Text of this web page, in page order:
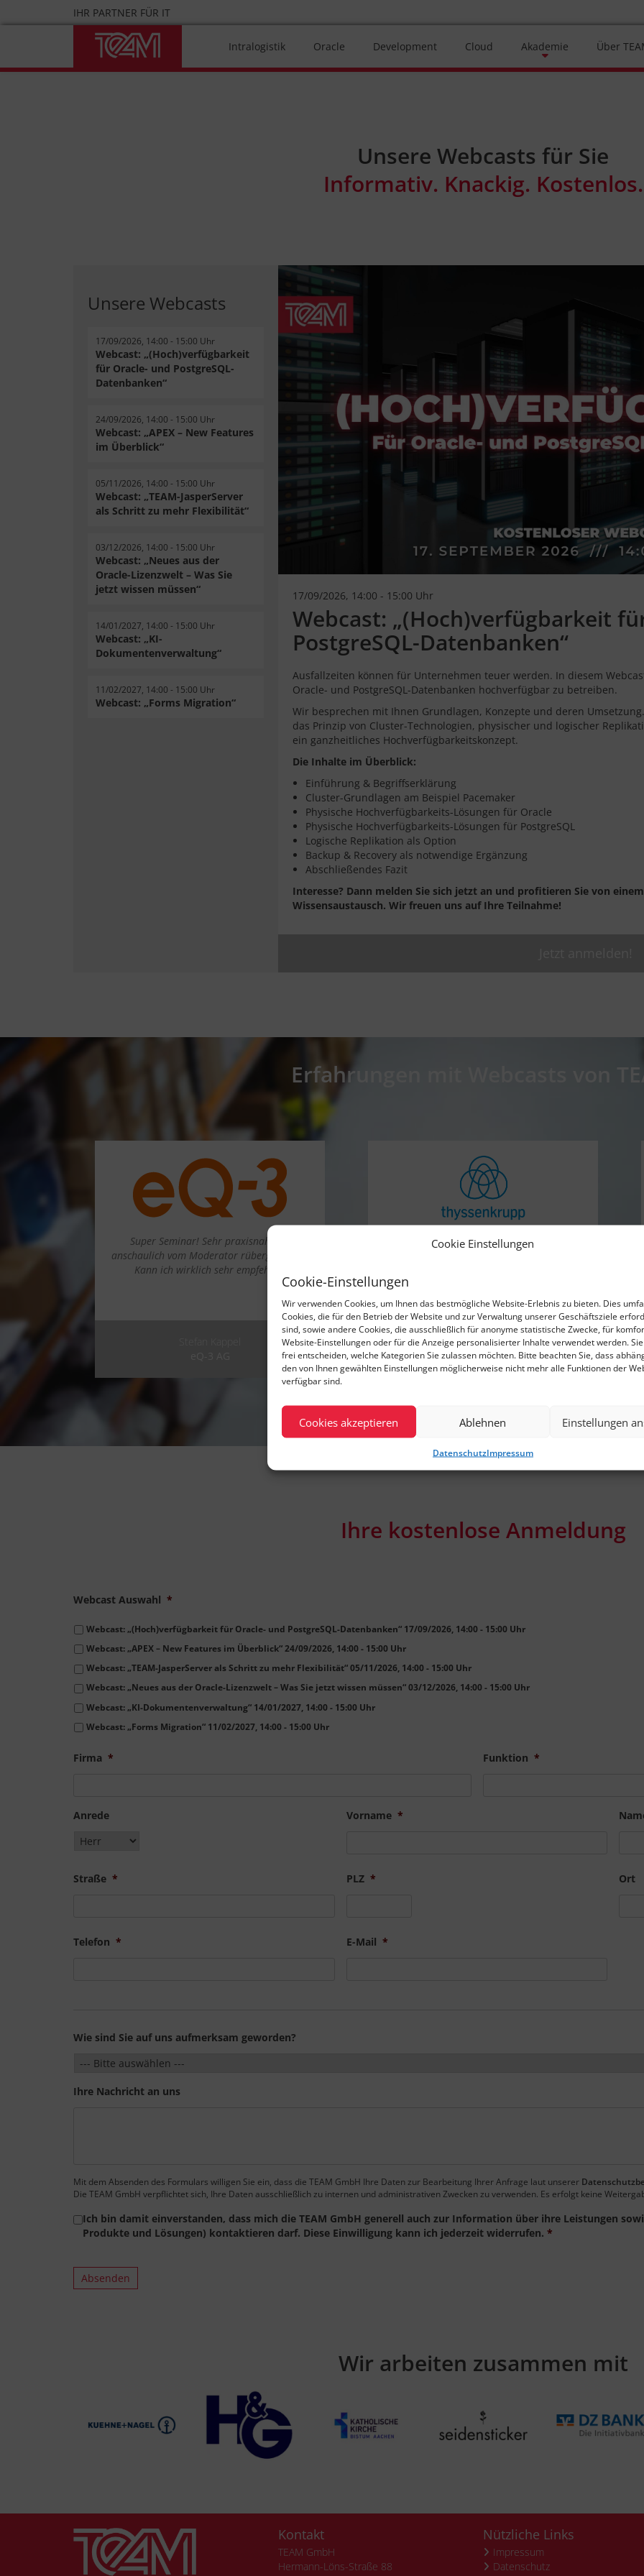
Cookie Einstellungen
Cookie-Einstellungen
Wir verwenden Cookies, um Ihnen das bestmögliche Website-Erlebnis zu bieten. Dies
Cookies, die für den Betrieb der Website und zur Verwaltung unserer Geschäftsziele
sind, sowie andere Cookies, die ausschließlich für anonyme statistische Zwecke, für
Website-Einstellungen oder für die Anzeige personalisierter Inhalte verwendet werden.
frei entscheiden, welche Kategorien Sie zulassen möchten. Bitte beachten Sie, dass
den von Ihnen gewählten Einstellungen möglicherweise nicht mehr alle Funktionen der
verfügbar sind.
Cookies akzeptieren Ablehnen Einstellungen
DatenschutzImpressum
IHR PARTNER FÜR IT
Intralogistik Oracle Development Cloud Akademie Über
Unsere Webcasts für Sie
Informativ. Knackig. Kostenlos.
Unsere Webcasts
17/09/2026, 14:00 - 15:00 Uhr
Webcast: „(Hoch)verfügbarkeit
für Oracle- und PostgreSQL-
Datenbanken“
24/09/2026, 14:00 - 15:00 Uhr
Webcast: „APEX – New Features
im Überblick“
05/11/2026, 14:00 - 15:00 Uhr
Webcast: „TEAM-JasperServer
als Schritt zu mehr Flexibilität“
03/12/2026, 14:00 - 15:00 Uhr
Webcast: „Neues aus der
Oracle-Lizenzwelt – Was Sie
jetzt wissen müssen“
14/01/2027, 14:00 - 15:00 Uhr
Webcast: „KI-
Dokumentenverwaltung“
11/02/2027, 14:00 - 15:00 Uhr
Webcast: „Forms Migration“
17/09/2026, 14:00 - 15:00 Uhr
Webcast: „(Hoch)verfügbarkeit
PostgreSQL-Datenbanken“
Ausfallzeiten können für Unternehmen teuer werden. In diesem
Oracle- und PostgreSQL-Datenbanken hochverfügbar zu betreiben.
Wir besprechen mit Ihnen Grundlagen, Konzepte und deren
das Prinzip von Cluster-Technologien, physischer und logischer
ein ganzheitliches Hochverfügbarkeitskonzept.
Die Inhalte im Überblick:
Einführung & Begriffserklärung
Cluster-Grundlagen am Beispiel Pacemaker
Physische Hochverfügbarkeits-Lösungen für Oracle
Physische Hochverfügbarkeits-Lösungen für PostgreSQL
Logische Replikation als Option
Backup & Recovery als notwendige Ergänzung
Abschließendes Fazit
Interesse? Dann melden Sie sich jetzt an und profitieren Sie von
Wissensaustausch. Wir freuen uns auf Ihre Teilnahme!
Erfahrungen mit Webcasts von
Super Seminar! Sehr praxisnah und
anschaulich vom Moderator rübergebracht.
Kann ich wirklich sehr empfehlen!
Sehr gute Einführung in praktische
Andreas Beermann
ThyssenKrupp Steel Europe AG
Ihre kostenlose Anmeldung
Webcast Auswahl *
Webcast: „(Hoch)verfügbarkeit für Oracle- und PostgreSQL-Datenbanken“ 17/09/2026, 14:00 - 15:00 Uhr
Webcast: „APEX – New Features im Überblick“ 24/09/2026, 14:00 - 15:00 Uhr
Webcast: „TEAM-JasperServer als Schritt zu mehr Flexibilität“ 05/11/2026, 14:00 - 15:00 Uhr
Webcast: „Neues aus der Oracle-Lizenzwelt – Was Sie jetzt wissen müssen“ 03/12/2026, 14:00 - 15:00 Uhr
Webcast: „KI-Dokumentenverwaltung“ 14/01/2027, 14:00 - 15:00 Uhr
Webcast: „Forms Migration“ 11/02/2027, 14:00 - 15:00 Uhr
Firma * Funktion *
Anrede Vorname *
Straße * PLZ * Ort
Telefon * E-Mail *
Wie sind Sie auf uns aufmerksam geworden?
Ihre Nachricht an uns
Mit dem Absenden des Formulars willigen Sie ein, dass die TEAM GmbH Ihre Daten zur Bearbeitung Ihrer Anfrage laut unserer
Die TEAM GmbH verpflichtet sich, Ihre Daten ausschließlich zu internen und administrativen Zwecken zu verwenden. Es erfolgt keine
Consent *
Ich bin damit einverstanden, dass mich die TEAM GmbH generell auch zur Information über ihre Leistungen
Produkte und Lösungen) kontaktieren darf. Diese Einwilligung kann ich jederzeit widerrufen. *
Wir arbeiten zusammen mit
Kontakt
TEAM GmbH
Hermann-Löns-Straße 88
Nützliche Links
Impressum
Datenschutz